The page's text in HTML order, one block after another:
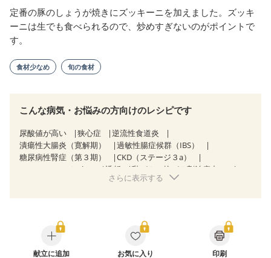
定番の豚のしょうが焼きにズッキーニを加えました。ズッキ
ーニは生でも食べられるので、炒めすぎないのがポイントで
す。
食材少なめ 旬の食材
こんな病気・お悩みの方向けのレシピです
尿酸値が高い 狭心症
逆流性食道炎
潰瘍性大腸炎（寛解期）
過敏性腸症候群（IBS）
糖尿病性腎症（第３期）
CKD（ステージ３a）
CKD（ステージ３b）
透析
乳がん（抗がん剤治療中）
乳がん（ホルモン療法中）
乳がん（放射線治療中）
妊婦健診・体重増加が気になる（初期）
妊婦健診・血圧が気になる（初期）
妊婦健診・血糖値が気になる（初期）
妊娠高血圧(中期)
さらに表示する
献立に追加 お気に入り 印刷